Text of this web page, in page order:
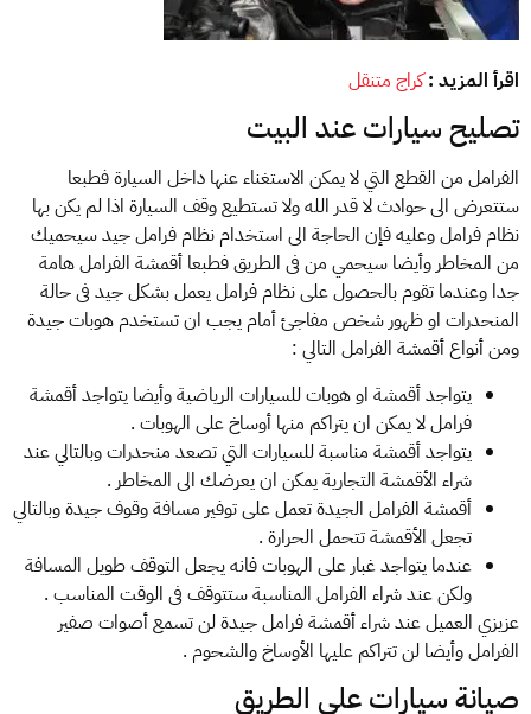
اقرأ المزيد :كراج متنقل
تصليح سيارات عند البيت
الفرامل من القطع التي لا يمكن الاستغناء عنها داخل السيارة فطبعا
ستتعرض الى حوادث لا قدر الله ولا تستطيع وقف السيارة اذا لم يكن بها
نظام فرامل وعليه فإن الحاجة الى استخدام نظام فرامل جيد سيحميك
من المخاطر وأيضا سيحمي من فى الطريق فطبعا أقمشة الفرامل هامة
جدا وعندما تقوم بالحصول على نظام فرامل يعمل بشكل جيد فى حالة
المنحدرات او ظهور شخص مفاجئ أمام يجب ان تستخدم هوبات جيدة
ومن أنواع أقمشة الفرامل التالي :
يتواجد أقمشة او هوبات للسيارات الرياضية وأيضا يتواجد أقمشة
فرامل لا يمكن ان يتراكم منها أوساخ على الهوبات .
يتواجد أقمشة مناسبة للسيارات التي تصعد منحدرات وبالتالي عند
شراء الأقمشة التجارية يمكن ان يعرضك الى المخاطر .
أقمشة الفرامل الجيدة تعمل على توفير مسافة وقوف جيدة وبالتالي
تجعل الأقمشة تتحمل الحرارة .
عندما يتواجد غبار على الهوبات فانه يجعل التوقف طويل المسافة
ولكن عند شراء الفرامل المناسبة ستتوقف فى الوقت المناسب .
عزيزي العميل عند شراء أقمشة فرامل جيدة لن تسمع أصوات صفير
الفرامل وأيضا لن تتراكم عليها الأوساخ والشحوم .
صيانة سيارات على الطريق